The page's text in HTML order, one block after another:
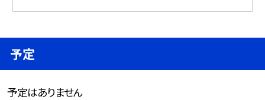
予定
予定はありません